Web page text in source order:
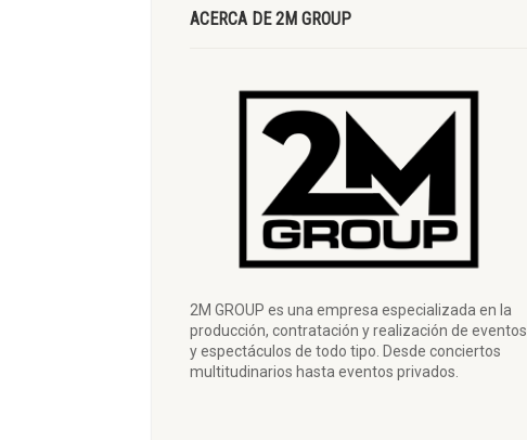
ACERCA DE 2M GROUP
2M GROUP es una empresa especializada en la
producción, contratación y realización de eventos
y espectáculos de todo tipo. Desde conciertos
multitudinarios hasta eventos privados.